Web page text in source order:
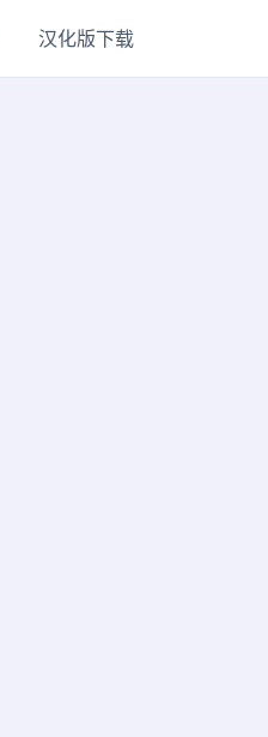
汉化版下载